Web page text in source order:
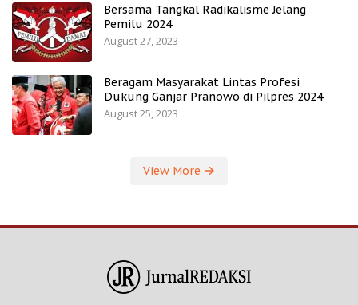
Bersama Tangkal Radikalisme Jelang
Pemilu 2024
August 27, 2023
Beragam Masyarakat Lintas Profesi
Dukung Ganjar Pranowo di Pilpres 2024
August 25, 2023
View More